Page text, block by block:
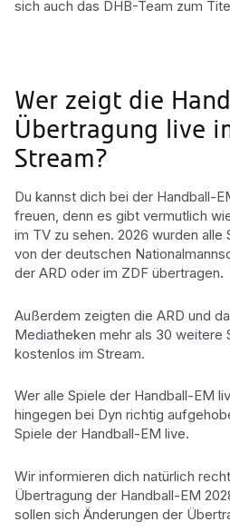
sich auch das DHB-Team zum
Wer zeigt die
Übertragung live
Stream?
Du kannst dich bei der Handball-
freuen, denn es gibt vermutlich
im TV zu sehen. 2026 wurden alle
von der deutschen
der ARD oder im ZDF übertragen.
Außerdem zeigten die ARD und
Mediatheken mehr als 30 weitere
kostenlos im Stream.
Wer alle Spiele der Handball-EM
hingegen bei Dyn richtig
Spiele der Handball-EM live.
Wir informieren dich natürlich
Übertragung der Handball-EM
sollen sich Änderungen der